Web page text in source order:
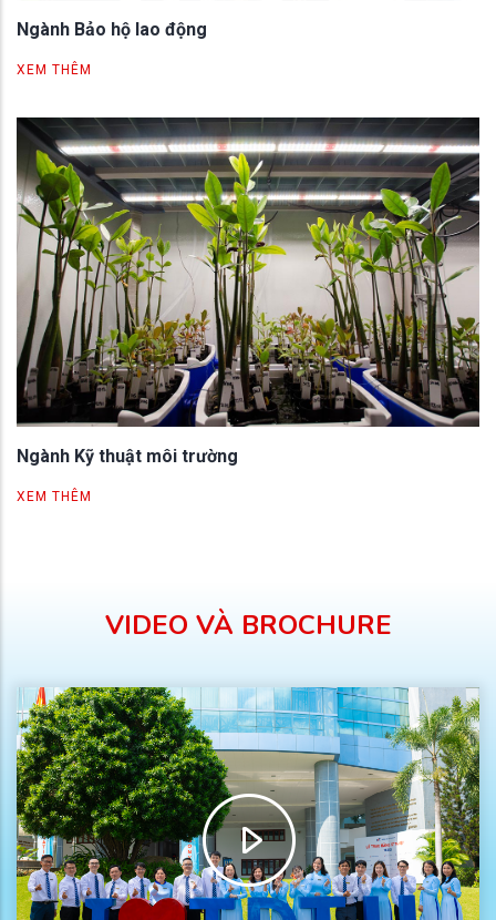
Ngành Bảo hộ lao động
XEM THÊM
Ngành Kỹ thuật môi trường
XEM THÊM
VIDEO VÀ BROCHURE